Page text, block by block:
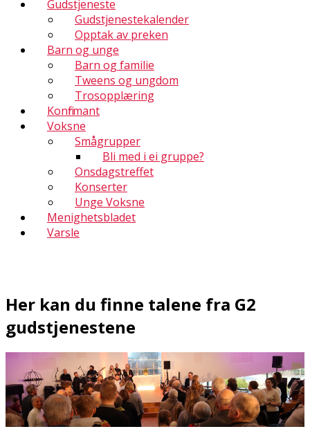
Gudstjeneste
Gudstjenestekalender
Opptak av preken
Barn og unge
Barn og familie
Tweens og ungdom
Trosopplæring
Konfirmant
Voksne
Smågrupper
Bli med i ei gruppe?
Onsdagstreffet
Konserter
Unge Voksne
Menighetsbladet
Varsle
Her kan du finne talene fra G2
gudstjenestene